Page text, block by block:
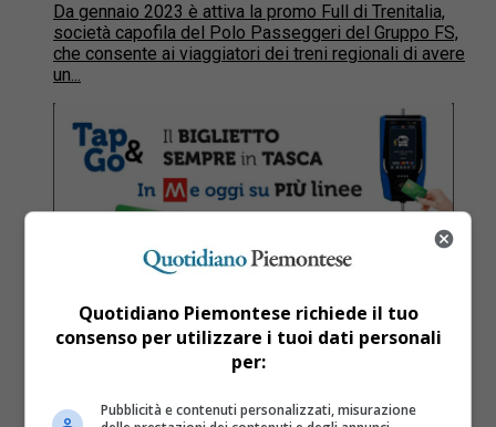
Da gennaio 2023 è attiva la promo Full di Trenitalia,
società capofila del Polo Passeggeri del Gruppo FS,
che consente ai viaggiatori dei treni regionali di avere
un...
Quotidiano Piemontese richiede il tuo
consenso per utilizzare i tuoi dati personali
per:
Pubblicità e contenuti personalizzati, misurazione